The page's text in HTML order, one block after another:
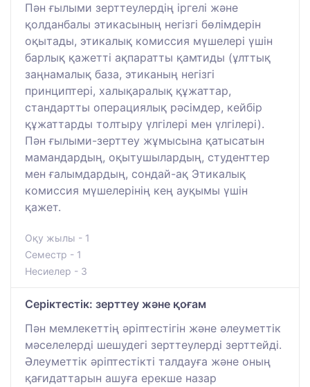
Пән ғылыми зерттеулердің іргелі және
қолданбалы этикасының негізгі бөлімдерін
оқытады, этикалық комиссия мүшелері үшін
барлық қажетті ақпаратты қамтиды (ұлттық
заңнамалық база, этиканың негізгі
принциптері, халықаралық құжаттар,
стандартты операциялық рәсімдер, кейбір
құжаттарды толтыру үлгілері мен үлгілері).
Пән ғылыми-зерттеу жұмысына қатысатын
мамандардың, оқытушылардың, студенттер
мен ғалымдардың, сондай-ақ Этикалық
комиссия мүшелерінің кең ауқымы үшін
қажет.
Оқу жылы - 1
Семестр - 1
Несиелер - 3
Серіктестік: зерттеу және қоғам
Пән мемлекеттің әріптестігін және әлеуметтік
мәселелерді шешудегі зерттеулерді зерттейді.
Әлеуметтік әріптестікті талдауға және оның
қағидаттарын ашуға ерекше назар